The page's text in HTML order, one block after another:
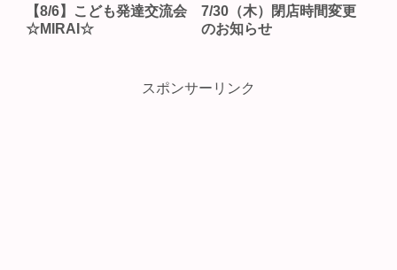
【8/6】こども発達交流会
☆MIRAI☆
7/30（木）閉店時間変更
のお知らせ
スポンサーリンク